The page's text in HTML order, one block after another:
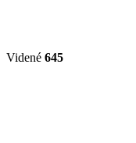
Videné 645